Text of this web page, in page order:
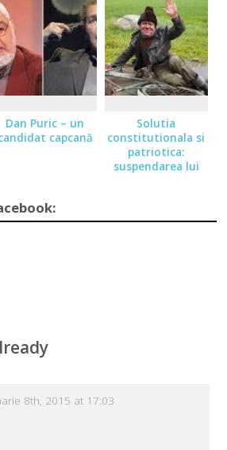
Dan Puric – un
capcană
Solutia
constitutionala si
patriotica:
suspendarea lui
8th, 2015 at 17:03